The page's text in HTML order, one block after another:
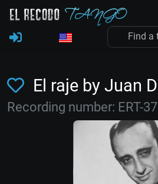
El raje by Juan
Recording number: ERT-